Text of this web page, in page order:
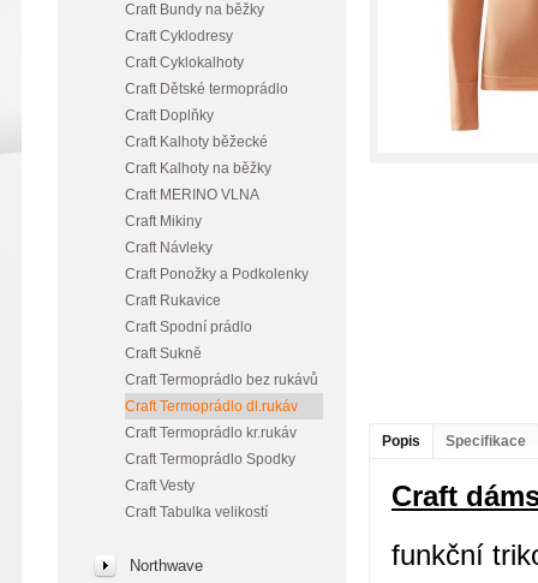
Craft Bundy na běžky
Craft Cyklodresy
Craft Cyklokalhoty
Craft Dětské termoprádlo
Craft Doplňky
Craft Kalhoty běžecké
Craft Kalhoty na běžky
Craft MERINO VLNA
Craft Mikiny
Craft Návleky
Craft Ponožky a Podkolenky
Craft Rukavice
Craft Spodní prádlo
Craft Sukně
Craft Termoprádlo bez rukávů
Craft Termoprádlo dl.rukáv
Craft Termoprádlo kr.rukáv
Craft Termoprádlo Spodky
Craft Vesty
Craft Tabulka velikostí
Northwave
Popis Specifikace
Craft
funkční